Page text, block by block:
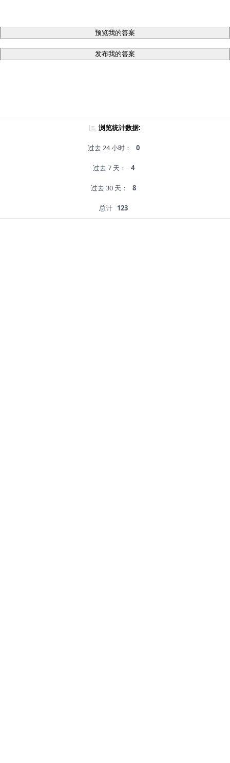
预览我的答案
发布我的答案
浏览统计数据:
过去 24 小时： 0
过去 7 天： 4
过去 30 天： 8
总计 123